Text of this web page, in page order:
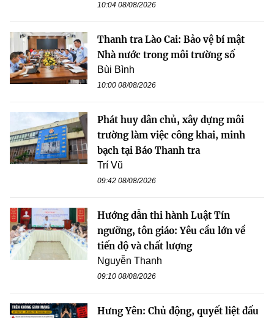
10:04 08/08/2026
Thanh tra Lào Cai: Bảo vệ bí mật
Nhà nước trong môi trường số
Bùi Bình
10:00 08/08/2026
Phát huy dân chủ, xây dựng môi
trường làm việc công khai, minh
bạch tại Báo Thanh tra
Trí Vũ
09:42 08/08/2026
Hướng dẫn thi hành Luật Tín
ngưỡng, tôn giáo: Yêu cầu lớn về
tiến độ và chất lượng
Nguyễn Thanh
09:10 08/08/2026
Hưng Yên: Chủ động, quyết liệt đấu